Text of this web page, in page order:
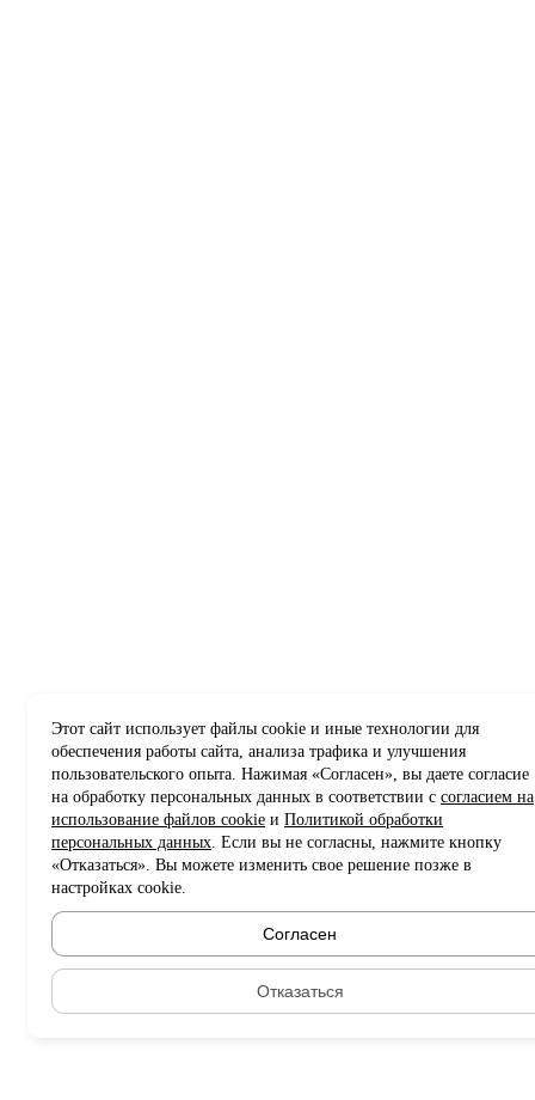
Этот сайт использует файлы cookie и иные технологии для
обеспечения работы сайта, анализа трафика и улучшения
пользовательского опыта. Нажимая «Согласен», вы даете согласие
на обработку персональных данных в соответствии ссогласием на
использование файлов cookie иПолитикой обработки
персональных данных. Если вы не согласны, нажмите кнопку
«Отказаться». Вы можете изменить свое решение позже в
настройках cookie.
Согласен
Отказаться